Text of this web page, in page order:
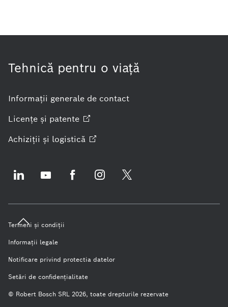
Tehnică pentru o viaţă
Informaţii generale de contact
Licenţe şi patente
Achiziţii şi logistică
Termeni şi condiţii
Informaţii legale
Notificare privind protectia datelor
Setări de confidenţialitate
© Robert Bosch SRL 2026, toate drepturile rezervate